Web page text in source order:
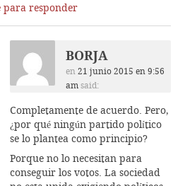
para responder
BORJA
en 21 junio 2015 en 9:56
am said:
Completamente de acuerdo. Pero,
¿por qué ningún partido político
se lo plantea como principio?
Porque no lo necesitan para
conseguir los votos. La sociedad